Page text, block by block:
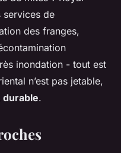
services de
des franges,
inondation - tout est
n’est pas jetable,
durable.